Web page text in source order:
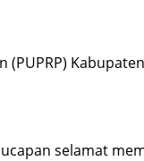
(PUPRP)
ucapan selamat